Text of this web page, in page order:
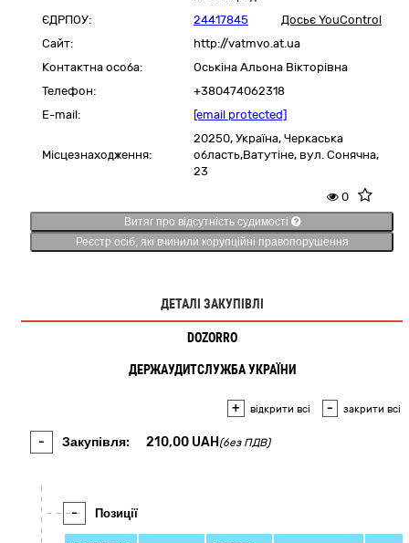
ЄДРПОУ:
24417845
Досьє YouControl
Сайт:
http://vatmvo.at.ua
Контактна особа:
Оськіна Альона Вікторівна
Телефон:
+380474062318
E-mail:
[email protected]
Місцезнаходження:
20250, Україна, Черкаська
область,Ватутіне, вул. Сонячна,
23
0
Витяг про відсутність судимості
Реєстр осіб, які вчинили корупційні правопорушення
ДЕТАЛІ ЗАКУПІВЛІ
DOZORRO
ДЕРЖАУДИТСЛУЖБА УКРАЇНИ
+ відкрити всі - закрити всі
- Закупівля: 210,00 UAH (без ПДВ)
- Позиції